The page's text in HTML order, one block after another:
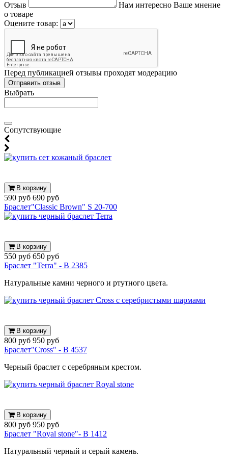
Отзыв
Нам интересно Ваше мнение
о товаре
Оцените товар:
Перед публикацией отзывы проходят модерацию
Выбрать
Cопутствующие
В корзину
590 руб 690 руб
Браслет"Сlassic Brown" S 20-700
В корзину
550 руб 650 руб
Браслет "Terra" - B 2385
Натуральные камни черного и ртутного цвета.
В корзину
800 руб 950 руб
Браслет"Cross" - B 4537
Черный браслет с серебряным крестом.
В корзину
800 руб 950 руб
Браслет "Royal stone"- B 1412
Натуральный черный и серый камень.